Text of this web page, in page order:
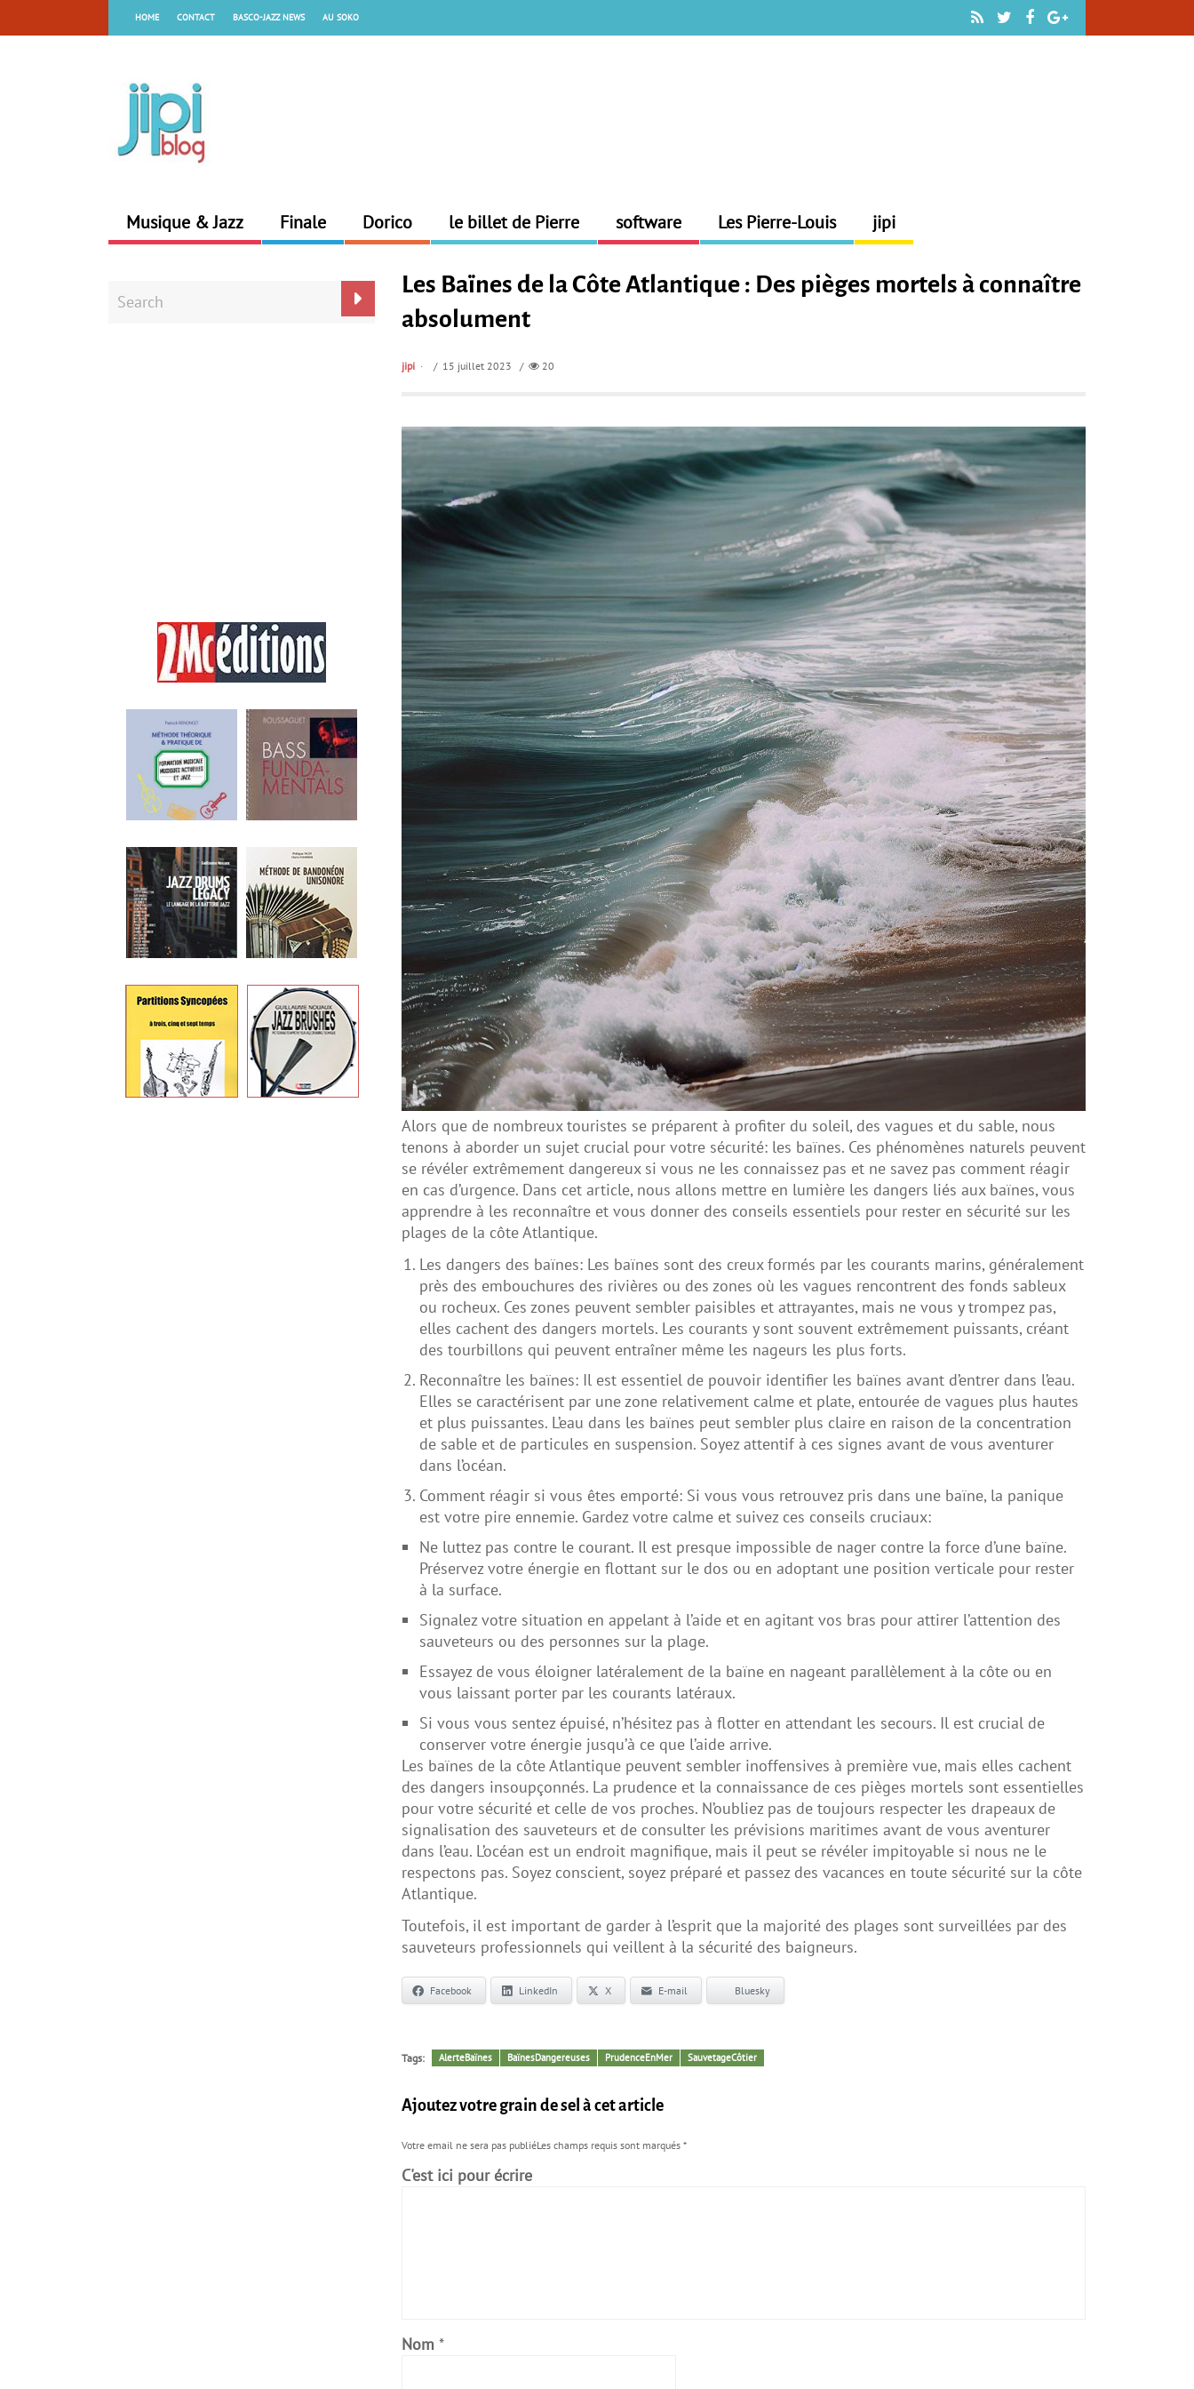
HOME CONTACT BASCO-JAZZ NEWS AU SOKO
Musique & Jazz Finale Dorico le billet de Pierre software Les Pierre-Louis jipi
Les Baïnes de la Côte Atlantique : Des pièges mortels à connaître
absolument
jipi / 15 juillet 2023 / 20
Alors que de nombreux touristes se préparent à profiter du soleil, des vagues et du sable, nous
tenons à aborder un sujet crucial pour votre sécurité: les baïnes. Ces phénomènes naturels peuvent
se révéler extrêmement dangereux si vous ne les connaissez pas et ne savez pas comment réagir
en cas d’urgence. Dans cet article, nous allons mettre en lumière les dangers liés aux baïnes, vous
apprendre à les reconnaître et vous donner des conseils essentiels pour rester en sécurité sur les
plages de la côte Atlantique.
Les dangers des baïnes: Les baïnes sont des creux formés par les courants marins, généralement
près des embouchures des rivières ou des zones où les vagues rencontrent des fonds sableux
ou rocheux. Ces zones peuvent sembler paisibles et attrayantes, mais ne vous y trompez pas,
elles cachent des dangers mortels. Les courants y sont souvent extrêmement puissants, créant
des tourbillons qui peuvent entraîner même les nageurs les plus forts.
Reconnaître les baïnes: Il est essentiel de pouvoir identifier les baïnes avant d’entrer dans l’eau.
Elles se caractérisent par une zone relativement calme et plate, entourée de vagues plus hautes
et plus puissantes. L’eau dans les baïnes peut sembler plus claire en raison de la concentration
de sable et de particules en suspension. Soyez attentif à ces signes avant de vous aventurer
dans l’océan.
Comment réagir si vous êtes emporté: Si vous vous retrouvez pris dans une baïne, la panique
est votre pire ennemie. Gardez votre calme et suivez ces conseils cruciaux:
Ne luttez pas contre le courant. Il est presque impossible de nager contre la force d’une baïne.
Préservez votre énergie en flottant sur le dos ou en adoptant une position verticale pour rester
à la surface.
Signalez votre situation en appelant à l’aide et en agitant vos bras pour attirer l’attention des
sauveteurs ou des personnes sur la plage.
Essayez de vous éloigner latéralement de la baïne en nageant parallèlement à la côte ou en
vous laissant porter par les courants latéraux.
Si vous vous sentez épuisé, n’hésitez pas à flotter en attendant les secours. Il est crucial de
conserver votre énergie jusqu’à ce que l’aide arrive.
Les baïnes de la côte Atlantique peuvent sembler inoffensives à première vue, mais elles cachent
des dangers insoupçonnés. La prudence et la connaissance de ces pièges mortels sont essentielles
pour votre sécurité et celle de vos proches. N’oubliez pas de toujours respecter les drapeaux de
signalisation des sauveteurs et de consulter les prévisions maritimes avant de vous aventurer
dans l’eau. L’océan est un endroit magnifique, mais il peut se révéler impitoyable si nous ne le
respectons pas. Soyez conscient, soyez préparé et passez des vacances en toute sécurité sur la côte
Atlantique.
Toutefois, il est important de garder à l’esprit que la majorité des plages sont surveillées par des
sauveteurs professionnels qui veillent à la sécurité des baigneurs.
Facebook LinkedIn X E-mail Bluesky
Tags: AlerteBaïnes BaïnesDangereuses PrudenceEnMer SauvetageCôtier
Ajoutez votre grain de sel à cet article
Votre email ne sera pas publiéLes champs requis sont marqués *
C'est ici pour écrire
Nom *